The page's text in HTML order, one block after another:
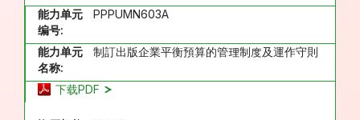
能力单元
编号:
PPPUMN603A
能力单元
名称:
制訂出版企業平衡預算的管理制度及運作守則
下载PDF